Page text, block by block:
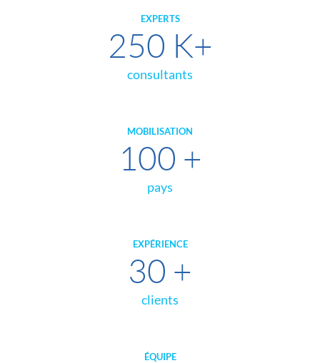
EXPERTS
250 K+
consultants
MOBILISATION
100 +
pays
EXPÉRIENCE
30 +
clients
ÉQUIPE